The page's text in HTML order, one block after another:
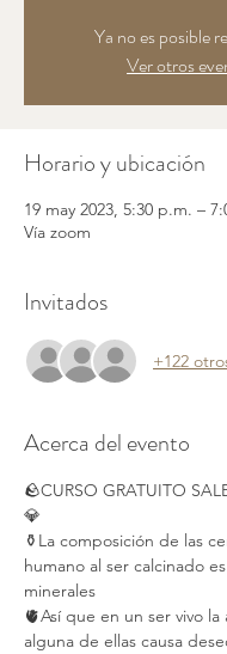
Ya no es posible
Ver otros
Horario y ubicación
19 may 2023, 5:30 p.m. –
Vía zoom
Invitados
+122
Acerca del evento
🪨CURSO GRATUITO
💎
⚱️La composición de las
humano al ser calcinado
minerales
🫀Así que en un ser vivo la
alguna de ellas causa